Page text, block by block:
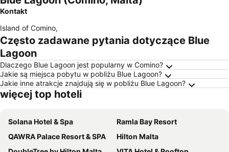
Kontakt
Island of Comino,
Często zadawane pytania dotyczące Blue
Lagoon
Dlaczego Blue Lagoon jest popularny w Comino?
Jakie są miejsca pobytu w pobliżu Blue Lagoon?
Jakie inne atrakcje znajdują się w pobliżu Blue Lagoon?
więcej top hoteli
Solana Hotel & Spa
Ramla Bay Resort
QAWRA Palace Resort & SPA
Hilton Malta